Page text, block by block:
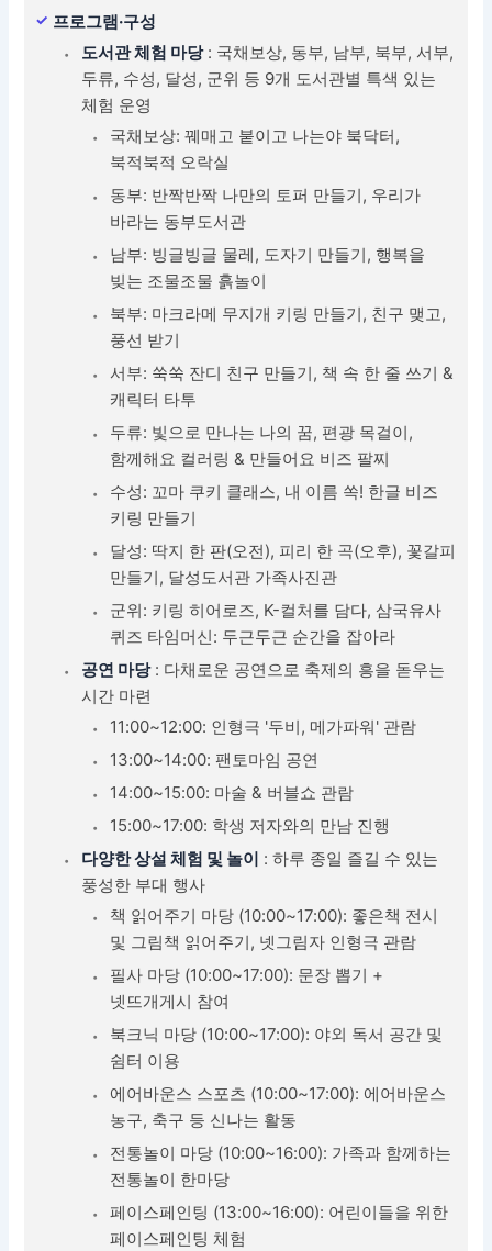
프로그램·구성
도서관 체험 마당 : 국채보상, 동부, 남부, 북부, 서부,
두류, 수성, 달성, 군위 등 9개 도서관별 특색 있는
체험 운영
국채보상: 꿰매고 붙이고 나는야 북닥터,
북적북적 오락실
동부: 반짝반짝 나만의 토퍼 만들기, 우리가
바라는 동부도서관
남부: 빙글빙글 물레, 도자기 만들기, 행복을
빚는 조물조물 흙놀이
북부: 마크라메 무지개 키링 만들기, 친구 맺고,
풍선 받기
서부: 쑥쑥 잔디 친구 만들기, 책 속 한 줄 쓰기 &
캐릭터 타투
두류: 빛으로 만나는 나의 꿈, 편광 목걸이,
함께해요 컬러링 & 만들어요 비즈 팔찌
수성: 꼬마 쿠키 클래스, 내 이름 쏙! 한글 비즈
키링 만들기
달성: 딱지 한 판(오전), 피리 한 곡(오후), 꽃갈피
만들기, 달성도서관 가족사진관
군위: 키링 히어로즈, K-컬처를 담다, 삼국유사
퀴즈 타임머신: 두근두근 순간을 잡아라
공연 마당 : 다채로운 공연으로 축제의 흥을 돋우는
시간 마련
11:00~12:00: 인형극 '두비, 메가파워' 관람
13:00~14:00: 팬토마임 공연
14:00~15:00: 마술 & 버블쇼 관람
15:00~17:00: 학생 저자와의 만남 진행
다양한 상설 체험 및 놀이 : 하루 종일 즐길 수 있는
풍성한 부대 행사
책 읽어주기 마당 (10:00~17:00): 좋은책 전시
및 그림책 읽어주기, 넷그림자 인형극 관람
필사 마당 (10:00~17:00): 문장 뽑기 +
넷뜨개게시 참여
북크닉 마당 (10:00~17:00): 야외 독서 공간 및
쉼터 이용
에어바운스 스포츠 (10:00~17:00): 에어바운스
농구, 축구 등 신나는 활동
전통놀이 마당 (10:00~16:00): 가족과 함께하는
전통놀이 한마당
페이스페인팅 (13:00~16:00): 어린이들을 위한
페이스페인팅 체험